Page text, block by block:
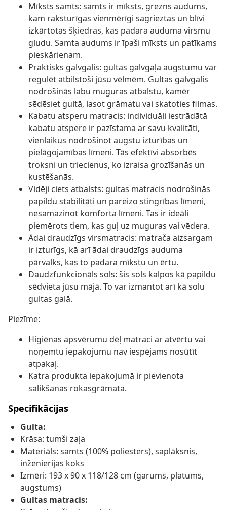
Mīksts samts: samts ir mīksts, grezns audums,
kam raksturīgas vienmērīgi sagrieztas un blīvi
izkārtotas šķiedras, kas padara auduma virsmu
gludu. Samta audums ir īpaši mīksts un patīkams
pieskārienam.
Praktisks galvgalis: gultas galvgaļa augstumu var
regulēt atbilstoši jūsu vēlmēm. Gultas galvgalis
nodrošinās labu muguras atbalstu, kamēr
sēdēsiet gultā, lasot grāmatu vai skatoties filmas.
Kabatu atsperu matracis: individuāli iestrādātā
kabatu atspere ir pazīstama ar savu kvalitāti,
vienlaikus nodrošinot augstu izturības un
pielāgojamības līmeni. Tās efektīvi absorbēs
troksni un triecienus, ko izraisa grozīšanās un
kustēšanās.
Vidēji ciets atbalsts: gultas matracis nodrošinās
papildu stabilitāti un pareizo stingrības līmeni,
nesamazinot komforta līmeni. Tas ir ideāli
piemērots tiem, kas guļ uz muguras vai vēdera.
Ādai draudzīgs virsmatracis: matrača aizsargam
ir izturīgs, kā arī ādai draudzīgs auduma
pārvalks, kas to padara mīkstu un ērtu.
Daudzfunkcionāls sols: šis sols kalpos kā papildu
sēdvieta jūsu mājā. To var izmantot arī kā solu
gultas galā.
Piezīme:
Higiēnas apsvērumu dēļ matraci ar atvērtu vai
noņemtu iepakojumu nav iespējams nosūtīt
atpakaļ.
Katra produkta iepakojumā ir pievienota
salikšanas rokasgrāmata.
Specifikācijas
Gulta:
Krāsa: tumši zaļa
Materiāls: samts (100% poliesters), saplāksnis,
inženierijas koks
Izmēri: 193 x 90 x 118/128 cm (garums, platums,
augstums)
Gultas matracis: